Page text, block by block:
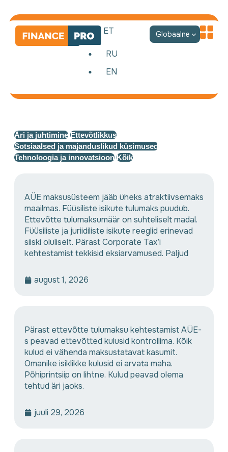
ET
RU
EN
Globaalne
Uudised
Äri ja juhtimine Ettevõtlikkus
Sotsiaalsed ja majanduslikud küsimused
Tehnoloogia ja innovatsioon Kõik
AÜE maksusüsteem jääb üheks atraktiivsemaks
maailmas. Füüsiliste isikute tulumaks puudub.
Ettevõtte tulumaksumäär on suhteliselt madal.
Füüsiliste ja juriidiliste isikute reeglid erinevad
siiski oluliselt. Pärast Corporate Tax’i
kehtestamist tekkisid eksiarvamused. Paljud
august 1, 2026
Pärast ettevõtte tulumaksu kehtestamist AÜE-
s peavad ettevõtted kulusid kontrollima. Kõik
kulud ei vähenda maksustatavat kasumit.
Omanike isiklikke kulusid ei arvata maha.
Põhiprintsiip on lihtne. Kulud peavad olema
tehtud äri jaoks.
juuli 29, 2026